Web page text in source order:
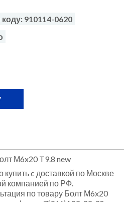
910114-0620
М6x20 T9.8 new
c доставкой по Москве
компанией по РФ.
по товару Болт М6x20